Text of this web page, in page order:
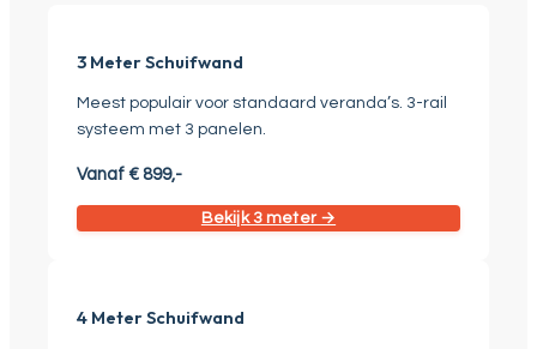
3 Meter Schuifwand
Meest populair voor standaard veranda’s. 3-rail
systeem met 3 panelen.
Vanaf € 899,-
Bekijk 3 meter →
4 Meter Schuifwand